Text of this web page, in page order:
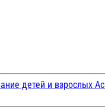
детей и взрослых